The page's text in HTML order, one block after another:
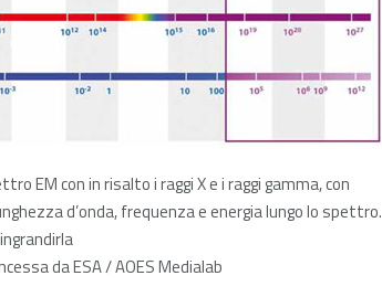
EM con in risalto i raggi X e i raggi gamma, con
d’onda, frequenza e energia lungo lo spettro.
da ESA / AOES Medialab